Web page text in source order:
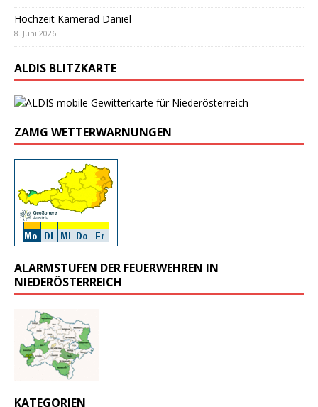
Hochzeit Kamerad Daniel
8. Juni 2026
ALDIS BLITZKARTE
ZAMG WETTERWARNUNGEN
ALARMSTUFEN DER FEUERWEHREN IN
NIEDERÖSTERREICH
KATEGORIEN